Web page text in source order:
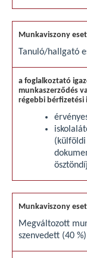
Tanuló/hallgató
(külföldi
Megváltozott
szenvedett (40